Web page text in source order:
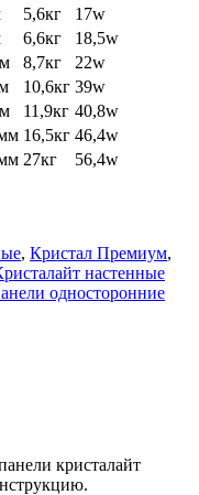
5,6кг
17w
6,6кг
18,5w
8,7кг
22w
10,6кг 39w
11,9кг 40,8w
16,5кг 46,4w
27кг
56,4w
, Кристал Премиум,
настенные
односторонние
кристалайт